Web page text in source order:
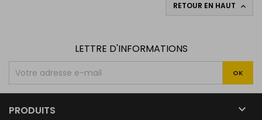
RETOUR EN HAUT 
LETTRE D'INFORMATIONS
PRODUITS 